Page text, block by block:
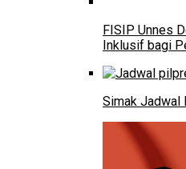
FISIP Unnes
Inklusif bagi
Simak Jadwal